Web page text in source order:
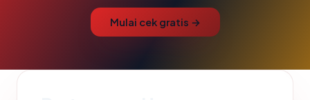
Mulai cek gratis →